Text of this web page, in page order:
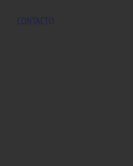
CONTACTO